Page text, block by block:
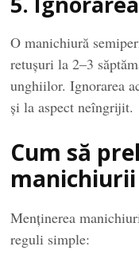
O manichiură
retușuri la 2–3
unghiilor. Ignorarea
și la aspect neîngrijit.
Cum să
Menținerea
reguli simple: